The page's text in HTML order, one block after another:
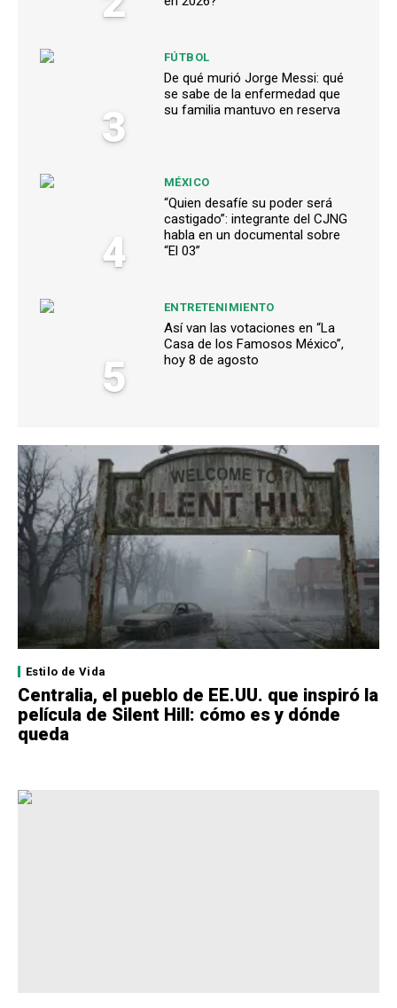
3
FÚTBOL
De qué murió Jorge Messi: qué
se sabe de la enfermedad que
su familia mantuvo en reserva
4
MÉXICO
“Quien desafíe su poder será
castigado”: integrante del CJNG
habla en un documental sobre
“El 03”
5
ENTRETENIMIENTO
Así van las votaciones en “La
Casa de los Famosos México”,
hoy 8 de agosto
Estilo de Vida
Centralia, el pueblo de EE.UU. que inspiró la
película de Silent Hill: cómo es y dónde
queda